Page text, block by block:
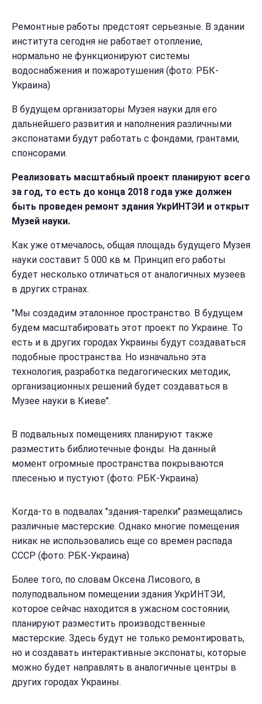
Ремонтные работы предстоят серьезные. В здании
института сегодня не работает отопление,
нормально не функционируют системы
водоснабжения и пожаротушения (фото: РБК-
Украина)
В будущем организаторы Музея науки для его
дальнейшего развития и наполнения различными
экспонатами будут работать с фондами, грантами,
спонсорами.
Реализовать масштабный проект планируют всего
за год, то есть до конца 2018 года уже должен
быть проведен ремонт здания УкрИНТЭИ и открыт
Музей науки.
Как уже отмечалось, общая площадь будущего Музея
науки составит 5 000 кв м. Принцип его работы
будет несколько отличаться от аналогичных музеев
в других странах.
"Мы создадим эталонное пространство. В будущем
будем масштабировать этот проект по Украине. То
есть и в других городах Украины будут создаваться
подобные пространства. Но изначально эта
технология, разработка педагогических методик,
организационных решений будет создаваться в
Музее науки в Киеве".
В подвальных помещениях планируют также
разместить библиотечные фонды. На данный
момент огромные пространства покрываются
плесенью и пустуют (фото: РБК-Украина)
Когда-то в подвалах "здания-тарелки" размещались
различные мастерские. Однако многие помещения
никак не использовались еще со времен распада
СССР (фото: РБК-Украина)
Более того, по словам Оксена Лисового, в
полуподвальном помещении здания УкрИНТЭИ,
которое сейчас находится в ужасном состоянии,
планируют разместить производственные
мастерские. Здесь будут не только ремонтировать,
но и создавать интерактивные экспонаты, которые
можно будет направлять в аналогичные центры в
других городах Украины.